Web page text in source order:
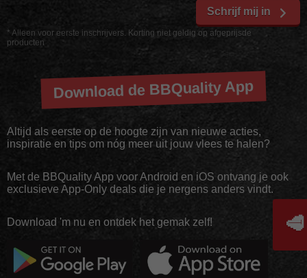
* Alleen voor eerste inschrijvers. Korting niet geldig op afgeprijsde
producten
Schrijf mij in
Download de BBQuality App
Altijd als eerste op de hoogte zijn van nieuwe acties,
inspiratie en tips om nóg meer uit jouw vlees te halen?
Met de BBQuality App voor Android en iOS ontvang je ook
exclusieve App-Only deals die je nergens anders vindt.
Download 'm nu en ontdek het gemak zelf! 🥩